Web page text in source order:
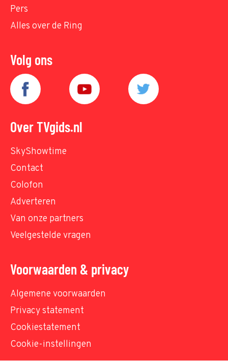
Pers
Alles over de Ring
Volg ons
Over TVgids.nl
SkyShowtime
Contact
Colofon
Adverteren
Van onze partners
Veelgestelde vragen
Voorwaarden & privacy
Algemene voorwaarden
Privacy statement
Cookiestatement
Cookie-instellingen